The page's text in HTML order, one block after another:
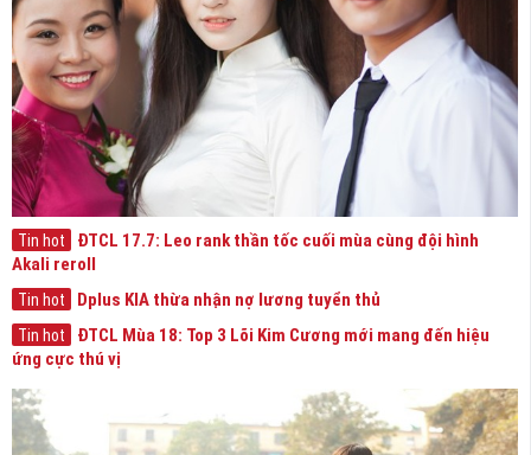
Tin hot
ĐTCL 17.7: Leo rank thần tốc cuối mùa cùng đội hình
Akali reroll
Tin hot Dplus KIA thừa nhận nợ lương tuyển thủ
Tin hot
ĐTCL Mùa 18: Top 3 Lõi Kim Cương mới mang đến hiệu
ứng cực thú vị